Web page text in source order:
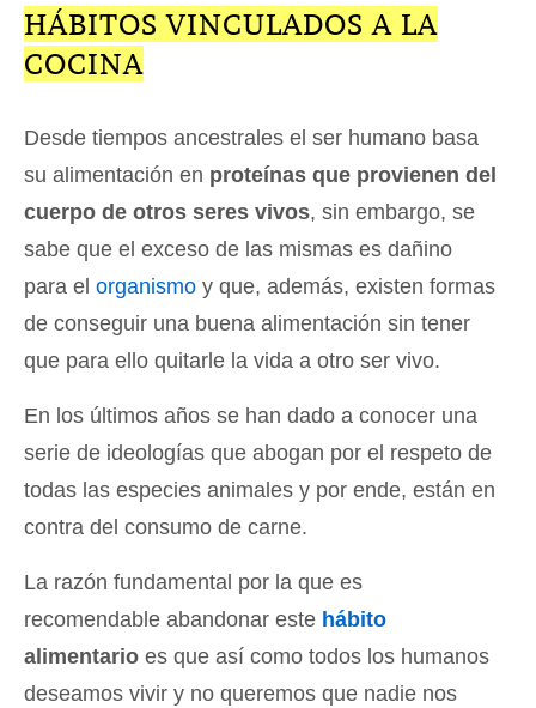
HÁBITOS VINCULADOS A LA
COCINA
Desde tiempos ancestrales el ser humano basa
su alimentación en proteínas que provienen del
cuerpo de otros seres vivos, sin embargo, se
sabe que el exceso de las mismas es dañino
para el organismo y que, además, existen formas
de conseguir una buena alimentación sin tener
que para ello quitarle la vida a otro ser vivo.
En los últimos años se han dado a conocer una
serie de ideologías que abogan por el respeto de
todas las especies animales y por ende, están en
contra del consumo de carne.
La razón fundamental por la que es
recomendable abandonar este hábito
alimentario es que así como todos los humanos
deseamos vivir y no queremos que nadie nos